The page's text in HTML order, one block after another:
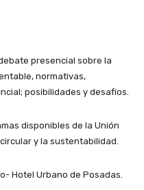
presencial sobre la
normativas,
posibilidades y desafíos.
disponibles de la Unión
y la sustentabilidad.
Hotel Urbano de Posadas.